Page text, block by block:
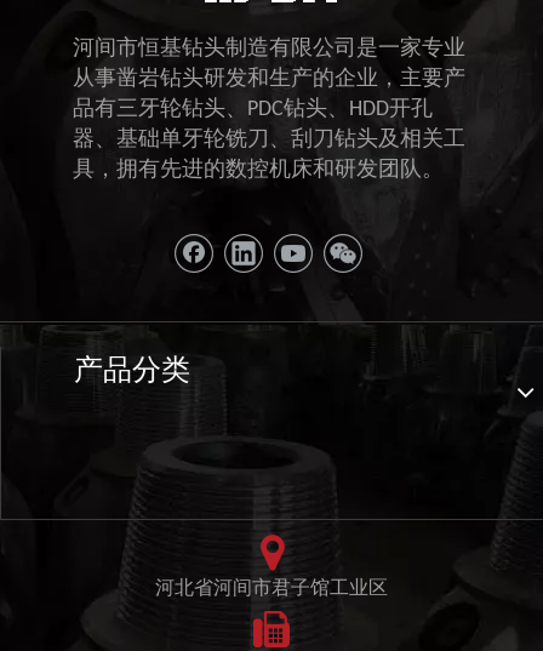
河间市恒基钻头制造有限公司是一家专业
从事凿岩钻头研发和生产的企业，主要产
品有三牙轮钻头、PDC钻头、HDD开孔
器、基础单牙轮铣刀、刮刀钻头及相关工
具，拥有先进的数控机床和研发团队。
产品分类
河北省河间市君子馆工业区